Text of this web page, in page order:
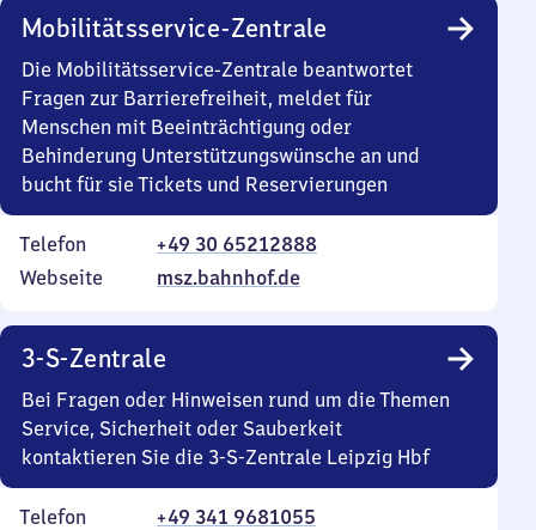
Mobilitätsservice-Zentrale
Die Mobilitätsservice-Zentrale beantwortet
Fragen zur Barrierefreiheit, meldet für
Menschen mit Beeinträchtigung oder
Behinderung Unterstützungswünsche an und
bucht für sie Tickets und Reservierungen
Telefon
+49 30 65212888
Webseite
msz.bahnhof.de
3-S-Zentrale
Bei Fragen oder Hinweisen rund um die Themen
Service, Sicherheit oder Sauberkeit
kontaktieren Sie die 3-S-Zentrale Leipzig Hbf
Telefon
+49 341 9681055